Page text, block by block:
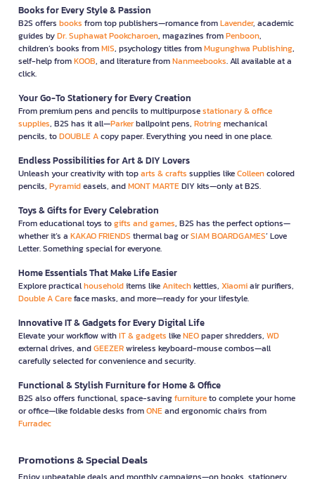
Books for Every Style & Passion
B2S offers books from top publishers—romance fromLavender, academic
guides byDr. Suphawat Pookcharoen, magazines fromPenboon,
children’s books fromMIS, psychology titles fromMugunghwa Publishing,
self-help fromKOOB, and literature fromNanmeebooks. All available at a
click.
Your Go-To Stationery for Every Creation
From premium pens and pencils to multipurposestationary & office
supplies, B2S has it all—Parkerballpoint pens, Rotringmechanical
pencils, toDOUBLE Acopy paper. Everything you need in one place.
Endless Possibilities for Art & DIY Lovers
Unleash your creativity with toparts & crafts supplies likeColleencolored
pencils, Pyramideasels, andMONT MARTEDIY kits—only at B2S.
Toys & Gifts for Every Celebration
From educational toys togifts and games, B2S has the perfect options—
whether it’s a KAKAO FRIENDS thermal bag orSIAM BOARDGAMES’ Love
Letter. Something special for everyone.
Home Essentials That Make Life Easier
Explore practicalhouseholditems likeAnitechkettles, Xiaomiair purifiers,
Double A Careface masks, and more—ready for your lifestyle.
Innovative IT & Gadgets for Every Digital Life
Elevate your workflow withIT & gadgets likeNEOpaper shredders, WD
external drives, andGEEZERwireless keyboard-mouse combos—all
carefully selected for convenience and security.
Functional & Stylish Furniture for Home & Office
B2S also offers functional, space-savingfurnitureto complete your home
or office—like foldable desks fromONEand ergonomic chairs from
Furradec
Promotions & Special Deals